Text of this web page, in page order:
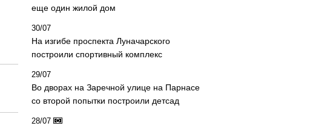
еще один жилой дом
30/07
На изгибе проспекта Луначарского
построили спортивный комплекс
29/07
Во дворах на Заречной улице на Парнасе
со второй попытки построили детсад
28/07